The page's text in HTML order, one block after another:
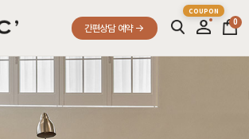
간편상담 예약
0